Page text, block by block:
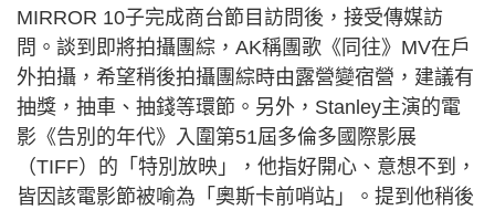
MIRROR 10子完成商台節目訪問後，接受傳媒訪
問。談到即將拍攝團綜，AK稱團歌《同往》MV在戶
外拍攝，希望稍後拍攝團綜時由露營變宿營，建議有
抽獎，抽車、抽錢等環節。另外，Stanley主演的電
影《告別的年代》入圍第51屆多倫多國際影展
（TIFF）的「特別放映」，他指好開心、意想不到，
皆因該電影節被喻為「奧斯卡前哨站」。提到他稍後